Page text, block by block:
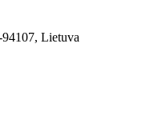
Lietuva